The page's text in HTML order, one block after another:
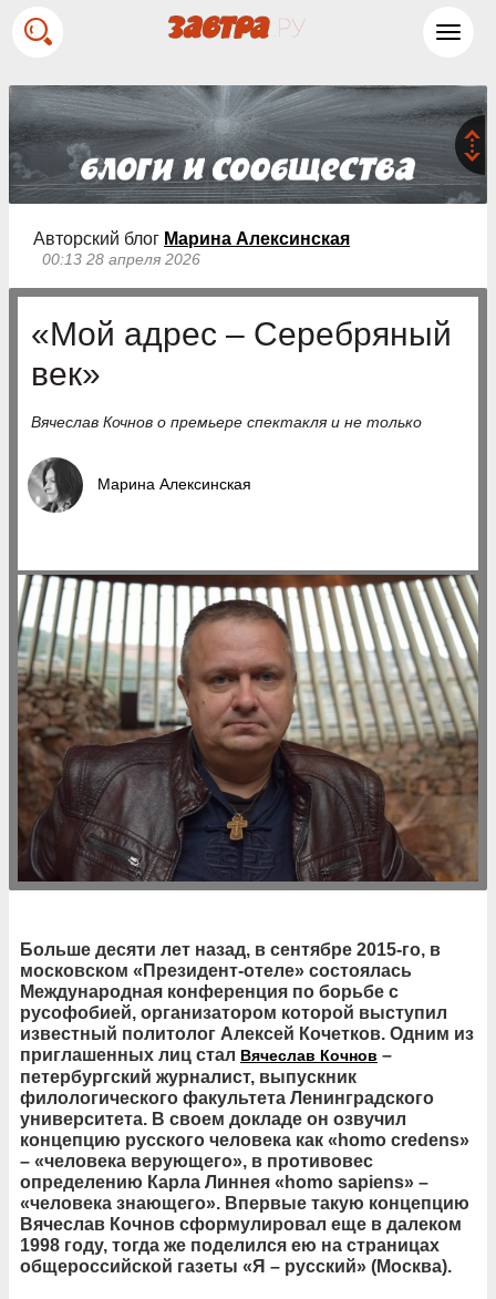
Авторский блог Марина Алексинская
00:13 28 апреля 2026
«Мой адрес – Серебряный
век»
Вячеслав Кочнов о премьере спектакля и не только
Марина Алексинская
Больше десяти лет назад, в сентябре 2015-го, в
московском «Президент-отеле» состоялась
Международная конференция по борьбе с
русофобией, организатором которой выступил
известный политолог Алексей Кочетков. Одним из
приглашенных лиц стал Вячеслав Кочнов –
петербургский журналист, выпускник
филологического факультета Ленинградского
университета. В своем докладе он озвучил
концепцию русского человека как «homo credens»
– «человека верующего», в противовес
определению Карла Линнея «homo sapiens» –
«человека знающего». Впервые такую концепцию
Вячеслав Кочнов сформулировал еще в далеком
1998 году, тогда же поделился ею на страницах
общероссийской газеты «Я – русский» (Москва).